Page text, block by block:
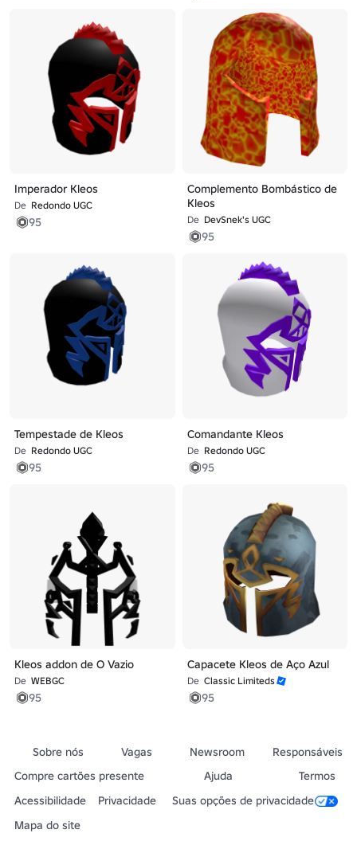
Imperador Kleos
De Redondo UGC
95
Complemento Bombástico de
Kleos
De DevSnek's UGC
95
Tempestade de Kleos
De Redondo UGC
95
Comandante Kleos
De Redondo UGC
95
Kleos addon de O Vazio
De WEBGC
95
Capacete Kleos de Aço Azul
De Classic Limiteds
95
Sobre nós Vagas Newsroom
Responsáveis
Compre cartões presente
Ajuda
Termos
Acessibilidade
Privacidade
Suas opções de privacidade
Mapa do site